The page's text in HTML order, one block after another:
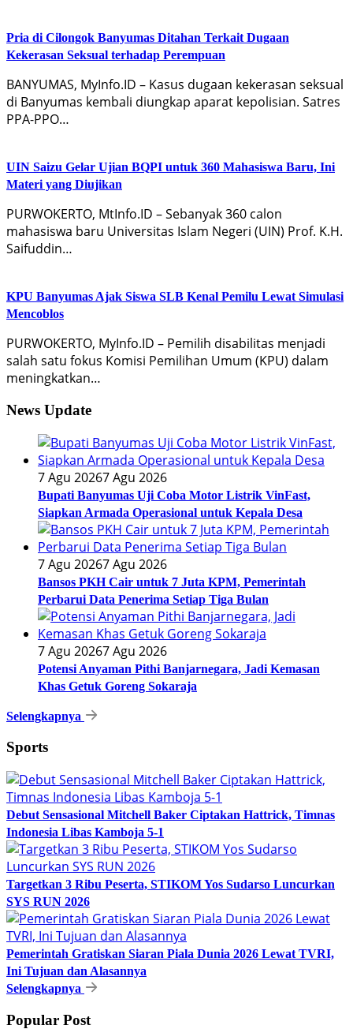
Pria di Cilongok Banyumas Ditahan Terkait Dugaan
Kekerasan Seksual terhadap Perempuan
BANYUMAS, MyInfo.ID – Kasus dugaan kekerasan seksual
di Banyumas kembali diungkap aparat kepolisian. Satres
PPA-PPO…
UIN Saizu Gelar Ujian BQPI untuk 360 Mahasiswa Baru, Ini
Materi yang Diujikan
PURWOKERTO, MtInfo.ID – Sebanyak 360 calon
mahasiswa baru Universitas Islam Negeri (UIN) Prof. K.H.
Saifuddin…
KPU Banyumas Ajak Siswa SLB Kenal Pemilu Lewat Simulasi
Mencoblos
PURWOKERTO, MyInfo.ID – Pemilih disabilitas menjadi
salah satu fokus Komisi Pemilihan Umum (KPU) dalam
meningkatkan…
News Update
7 Agu 20267 Agu 2026
Bupati Banyumas Uji Coba Motor Listrik VinFast,
Siapkan Armada Operasional untuk Kepala Desa
7 Agu 20267 Agu 2026
Bansos PKH Cair untuk 7 Juta KPM, Pemerintah
Perbarui Data Penerima Setiap Tiga Bulan
7 Agu 20267 Agu 2026
Potensi Anyaman Pithi Banjarnegara, Jadi Kemasan
Khas Getuk Goreng Sokaraja
Selengkapnya
Sports
Debut Sensasional Mitchell Baker Ciptakan Hattrick, Timnas
Indonesia Libas Kamboja 5-1
Targetkan 3 Ribu Peserta, STIKOM Yos Sudarso Luncurkan
SYS RUN 2026
Pemerintah Gratiskan Siaran Piala Dunia 2026 Lewat TVRI,
Ini Tujuan dan Alasannya
Selengkapnya
Popular Post